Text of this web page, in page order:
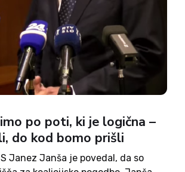
po poti, ki je logična –
do kod bomo prišli
Janez Janša je povedal, da so